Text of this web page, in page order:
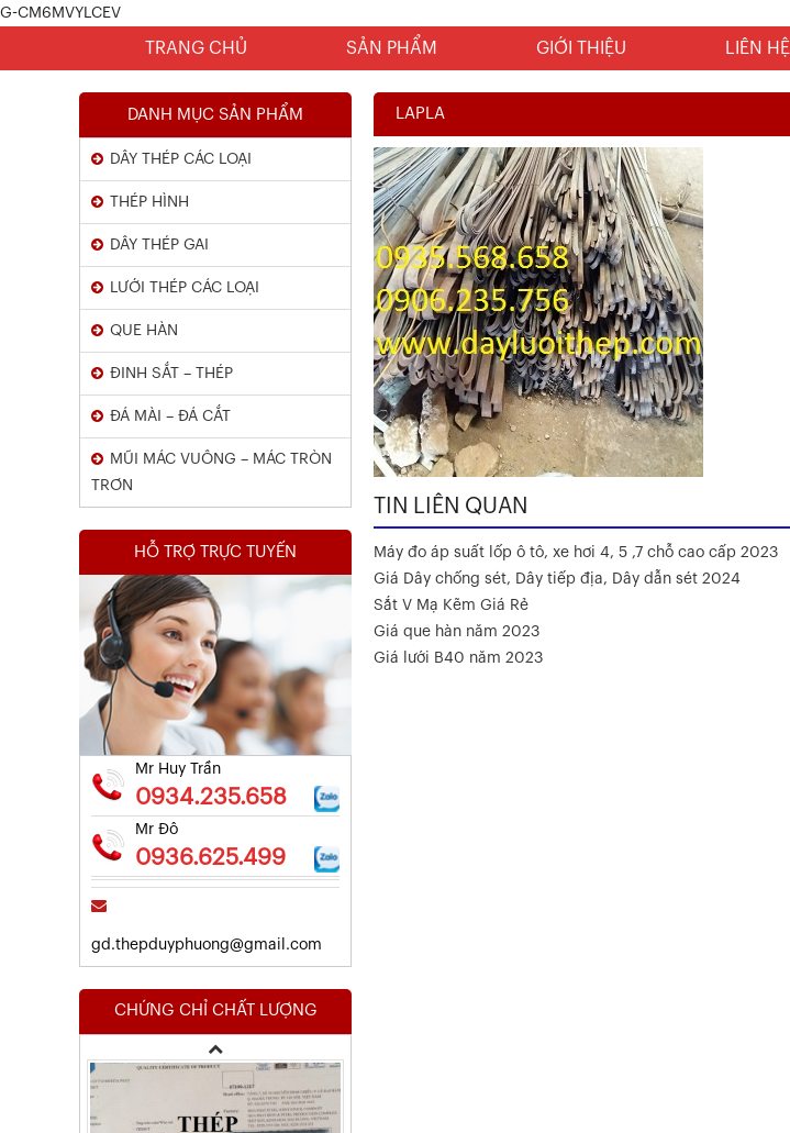
G-CM6MVYLCEV
TRANG CHỦ SẢN PHẨM GIỚI THIỆU LIÊN HỆ
LAPLA
TIN LIÊN QUAN
Máy đo áp suất lốp ô tô, xe hơi 4, 5 ,7 chỗ cao cấp 2023
Giá Dây chống sét, Dây tiếp địa, Dây dẫn sét 2024
Sắt V Mạ Kẽm Giá Rẻ
Giá que hàn năm 2023
Giá lưới B40 năm 2023
DANH MỤC SẢN PHẨM
DÂY THÉP CÁC LOẠI
THÉP HÌNH
DÂY THÉP GAI
LƯỚI THÉP CÁC LOẠI
QUE HÀN
ĐINH SẮT – THÉP
ĐÁ MÀI – ĐÁ CẮT
MŨI MÁC VUÔNG – MÁC TRÒN
TRƠN
HỖ TRỢ TRỰC TUYẾN
Mr Huy Trần
0934.235.658
Mr Đô
0936.625.499
gd.thepduyphuong@gmail.com
CHỨNG CHỈ CHẤT LƯỢNG
Chứng Chỉ Dây Mạ Kẽm Nhúng
Nóng
Kết Quả Thử Nghiệm Lưới Tô Tường
Xem chi tiết
Kết Quả Thử Nghiệm Lưới Tô Tường